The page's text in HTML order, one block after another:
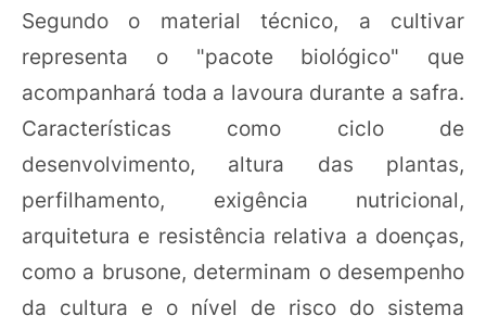
Segundo o material técnico, a cultivar
representa o "pacote biológico" que
acompanhará toda a lavoura durante a safra.
Características como ciclo de
desenvolvimento, altura das plantas,
perfilhamento, exigência nutricional,
arquitetura e resistência relativa a doenças,
como a brusone, determinam o desempenho
da cultura e o nível de risco do sistema